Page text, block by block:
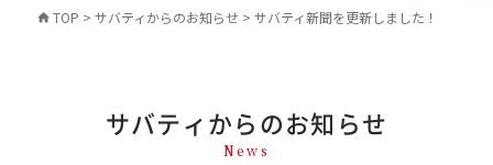
TOP > サバティからのお知らせ> サバティ新聞を更新しました！
サバティからのお知らせ
News